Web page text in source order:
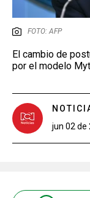
FOTO: AFP
El cambio de
por el modelo
jun 02 de